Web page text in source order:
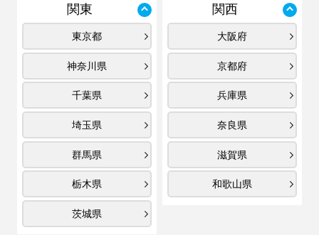
関東
東京都
神奈川県
千葉県
埼玉県
群馬県
栃木県
茨城県
関西
大阪府
京都府
兵庫県
奈良県
滋賀県
和歌山県